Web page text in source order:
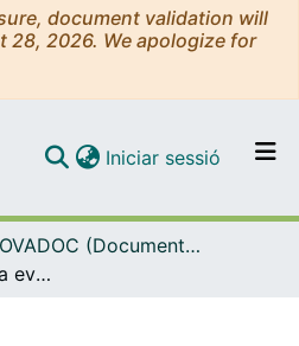
document validation will
28, 2026. We apologize for
Navega per tot el DD
Iniciar sessió (current)
INNOVADOC (Documents d'Innovació Docent)
Implementación de la evaluación de la competencia de aprendizaje y responsabilidad en el ámbito de la formación práctica de la farmacia galénica